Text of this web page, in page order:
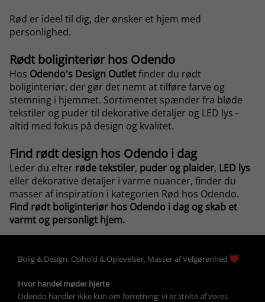
Rød er ideel til dig, der ønsker et hjem med
personlighed.
Rødt boliginteriør hos Odendo
Hos Odendo's Design Outletfinder du rødt
boliginteriør, der gør det nemt at tilføre farve og
stemning i hjemmet. Sortimentet spænder fra bløde
tekstiler og puder til dekorative detaljer og LED lys -
altid med fokus på design og kvalitet.
Find rødt design hos Odendo i dag
Leder du efter røde tekstiler, puder og plaider, LED lys
eller dekorative detaljer i varme nuancer, finder du
masser af inspiration i kategorien Rød hos Odendo.
Find rødt boliginteriør hos Odendo i dag og skab et
varmt og personligt hjem.
Bolig & Design. Ophold & Oplevelser. Masser af Velgørenhed
Hvor handel møder hjerte
Odendo handler ikke kun om forretning; vi er stolte af vores